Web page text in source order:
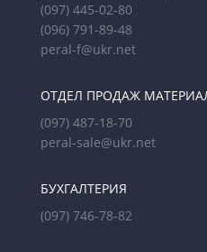
(097) 445-02-80
(096) 791-89-48
peral-f@ukr.net
ОТДЕЛ ПРОДАЖ
(097) 487-18-70
peral-sale@ukr.net
БУХГАЛТЕРИЯ
(097) 746-78-82